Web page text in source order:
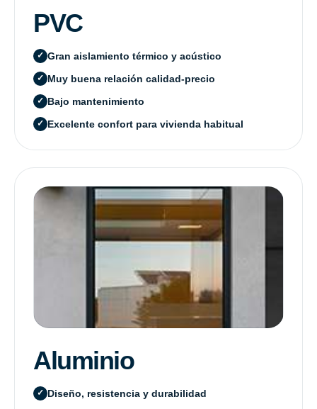
PVC
Gran aislamiento térmico y acústico
Muy buena relación calidad-precio
Bajo mantenimiento
Excelente confort para vivienda habitual
Aluminio
Diseño, resistencia y durabilidad